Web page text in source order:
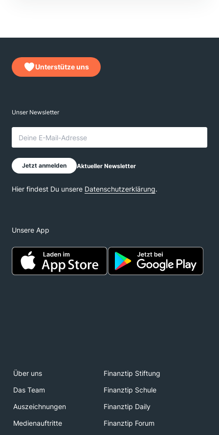
Unterstütze uns
Unsere App
Über uns
Finanztip Stiftung
Das Team
Finanztip Schule
Auszeichnungen
Finanztip Daily
Medienauftritte
Finanztip Forum